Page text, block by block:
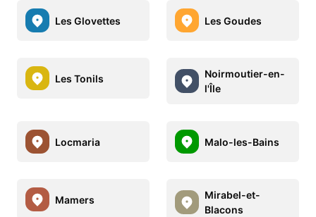
Les Glovettes Les Goudes
Les Tonils
Noirmoutier-en-
l'Île
Locmaria Malo-les-Bains
Mamers
Mirabel-et-
Blacons